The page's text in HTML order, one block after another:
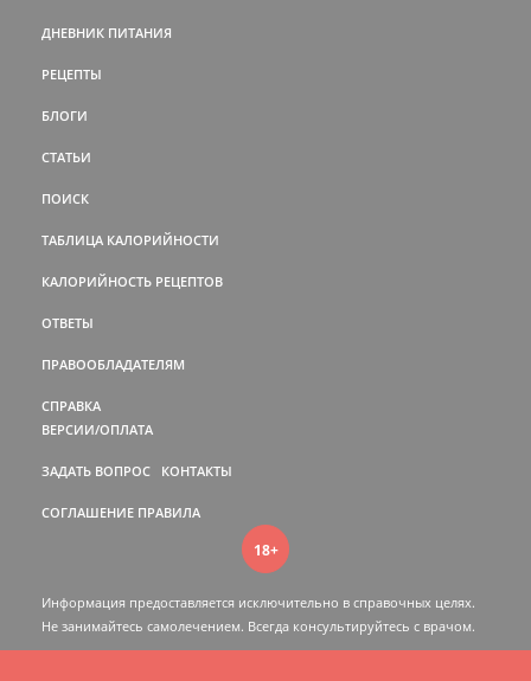
ДНЕВНИК ПИТАНИЯ
РЕЦЕПТЫ
БЛОГИ
СТАТЬИ
ПОИСК
ТАБЛИЦА КАЛОРИЙНОСТИ
КАЛОРИЙНОСТЬ РЕЦЕПТОВ
ОТВЕТЫ
ПРАВООБЛАДАТЕЛЯМ
СПРАВКА
ВЕРСИИ/ОПЛАТА
ЗАДАТЬ ВОПРОС КОНТАКТЫ
СОГЛАШЕНИЕ ПРАВИЛА
18+
Информация предоставляется исключительно в справочных целях.
Не занимайтесь самолечением. Всегда консультируйтесь c врачом.